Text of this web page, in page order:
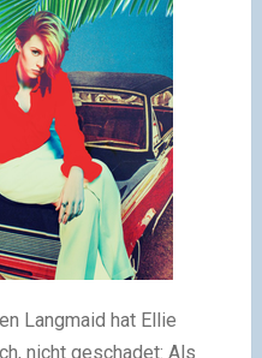
Langmaid hat Ellie
nicht geschadet: Als